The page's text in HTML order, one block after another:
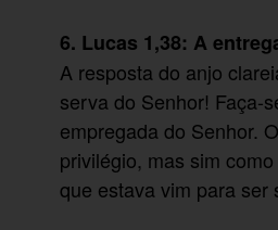
6. Lucas 1,38: A
A resposta do anjo
serva do Senhor! Faça-
empregada do Senhor.
privilégio, mas sim
que estava vim para ser